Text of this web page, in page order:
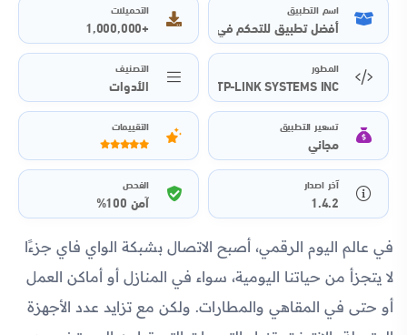
اسم التطبيق
أفضل تطبيق للتحكم في الواي فاي مجانا 2025
التحميلات
+1,000,000
المطور
TP-LINK SYSTEMS INC.
التصنيف
الأدوات
تسعير التطبيق
مجاني
التقييمات
آخر اصدار
1.4.2
الفحص
آمن 100%
في عالم اليوم الرقمي، أصبح الاتصال بشبكة الواي فاي جزءًا
لا يتجزأ من حياتنا اليومية، سواء في المنازل أو أماكن العمل
أو حتى في المقاهي والمطارات. ولكن مع تزايد عدد الأجهزة